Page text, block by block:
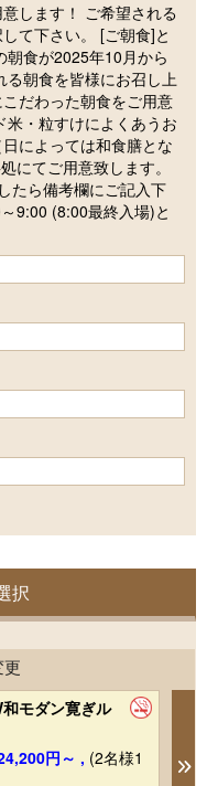
します！ ご希望される
て下さい。 [ご朝食]と
食が2025年10月から
る朝食を皆様にお召し上
だわった朝食をご用意
米・粒すけによくあうお
によっては和食膳とな
にてご用意致します。
たら備考欄にご記入下
9:00 (8:00最終入場)と
択
モダン寛ぎル
円～ , (2名様1